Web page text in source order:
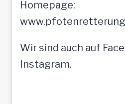
Homepage:
Wir sind auch auf
Instagram.